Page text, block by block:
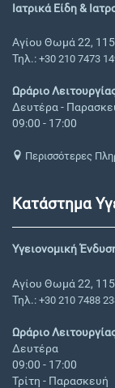
Ιατρικά Είδη &
Αγίου Θωμά 22,
Τηλ.: +30 210 7473
Ωράριο
Δευτέρα -
09:00 - 17:00
Περισσότερες
Κατάστημα
Υγειονομική
Αγίου Θωμά 22,
Τηλ.: +30 210 7488
Ωράριο
Δευτέρα
09:00 - 17:00
Τρίτη - Παρασκευή